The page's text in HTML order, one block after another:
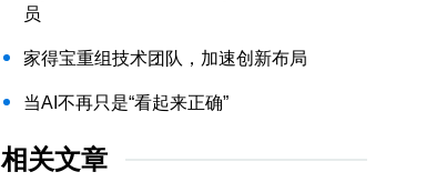
员
家得宝重组技术团队，加速创新布局
当AI不再只是“看起来正确”
相关文章